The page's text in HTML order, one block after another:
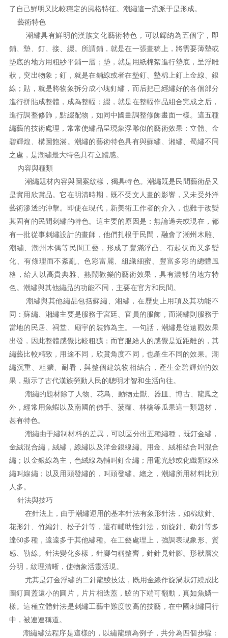
了自己鮮明又比較穩定的風格特征。潮繡這一流派于是形成。
藝術特色
潮繡具有鮮明的漢族文化藝術特色，可以歸納為五個字，即
鋪、墊、釘、接、綴。所謂鋪，就是在一張畫稿上，將需要薄墊或
墊底的地方用粗紗平鋪一層；墊，就是用紙棉絮進行墊底，呈浮雕
狀，突出物象；釘，就是在鋪線或者在墊釘、墊棉上釘上金線、銀
線；貼，就是將物象拆分成小塊釘繡，而后把已經繡好的各個部分
進行拼貼成整體，成為整幅；綴，就是在整幅作品組合完成之后，
進行調整修飾，點綴配物，如同中國畫調整修飾畫面一樣。這五種
繡藝的技術處理，常常使繡品呈現象浮雕似的藝術效果：立體、金
碧輝煌、構圖飽滿。潮繡的藝術特色具有與蘇繡、湘繡、蜀繡不同
之處，是潮繡最大特色具有立體感。
內容與種類
潮繡題材內容與圖案紋樣，獨具特色。潮繡既是民間藝術品又
是實用欣賞品。它在明清時期，既不受文人畫的影響，又未受外洋
藝術滲透的沖擊。即使在現代，新美術工作者的介入，也難于改變
其固有的民間刺繡的特色。這主要的原因是：無論過去或現在，都
有一批從事刺繡設計的畫師，他們扎根于民間，融會了潮州木雕、
潮繡、潮州木偶等民間工藝，形成了豐滿浮凸、有起伏而又多變
化、有條理而不紊亂、色彩富麗、組織細蜜、豐富多彩的總體風
格，給人以高貴典雅、熱鬧歡樂的藝術效果，具有濃郁的地方特
色。潮繡與其他繡品的功能不同，主要在官方和民間。
潮繡與其他繡品包括蘇繡、湘繡，在歷史上用項及其功能不
同：蘇繡、湘繡主要是服務于宮廷、官員的服飾，而潮繡則服務于
當地的民居、祠堂、廟宇的裝飾為主。一句話，潮繡是從遠觀效果
出發，因此整體感覺比較粗獷；而官服給人的感覺是近距離的，其
繡藝比較精致，用途不同，欣賞角度不同，也產生不同的效果。潮
繡沉重、粗獷、耐看，與整個建筑物相結合，產生金碧輝煌的效
果，顯示了古代漢族勞動人民的聰明才智和生活向往。
潮繡的題材除了人物、花鳥、動物走獸、器皿、博古、龍鳳之
外，經常用魚蝦以及南國的佛手、菠蘿、林檎等瓜果這一類題材，
甚有特色。
潮繡由于繡制材料的差異，可以區分出五種繡種，既釘金繡，
金絨混合繡，絨繡，線繡以及洋金銀線繡。用金、絨相結合叫混合
繡；以金銀線為主，色絨線為輔叫釘金繡；用電光紗或化纖類線來
繡叫線繡；以及用頭發繡的，叫頭發繡。總之，潮繡所用材料比別
人多。
針法與技巧
在針法上，由于潮繡運用的基本針法有象形針法，如棉紋針、
花形針、竹編針、松子針等，還有輔助性針法，如旋針、勒針等多
達60多種，遠遠多于其他繡種。在工藝處理上，強調表現象形、質
感、勒線。針法變化多樣，針腳勻稱整齊，針針見針腳。形狀層次
分明，紋理清晰，使物象活靈活現。
尤其是釘金浮繡的二針龍鯪技法，既用金線作旋渦狀釘繞成比
圖釘圓蓋還小的圓片，片片相迭蓋，鯪的下端可翻動，真如魚鱗一
樣。這種立體針法是刺繡工藝中難度較高的技藝，在中國刺繡同行
中，被連連稱道。
潮繡繡法程序是這樣的，以繡龍頭為例子，共分為四個步驟：